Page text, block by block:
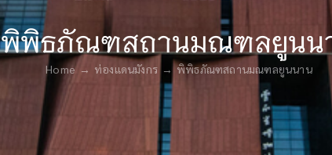
พิพิธภัณฑสถานมณฑลยูนน
Home ท่องแดนมังกร พิพิธภัณฑสถานมณฑลยูนนาน